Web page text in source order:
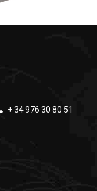
+ 34 976 30 80 51